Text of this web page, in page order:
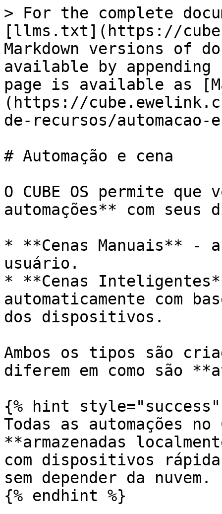
> For the complete
[llms.txt](https://
Markdown versions of
available by
page is available as
(https://
de-recursos/automacao-
# Automação e cena
O CUBE OS permite
automações** com
* **Cenas Manuais** -
usuário.
* **Cenas
automaticamente com
dos dispositivos.
Ambos os tipos são
diferem em como são
{% hint style="success"
Todas as automações no
**armazenadas
com dispositivos
sem depender da nuvem.
{% endhint %}